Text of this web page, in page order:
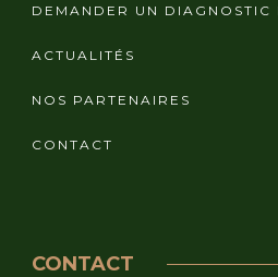
DEMANDER UN DIAGNOSTIC
ACTUALITÉS
NOS PARTENAIRES
CONTACT
CONTACT